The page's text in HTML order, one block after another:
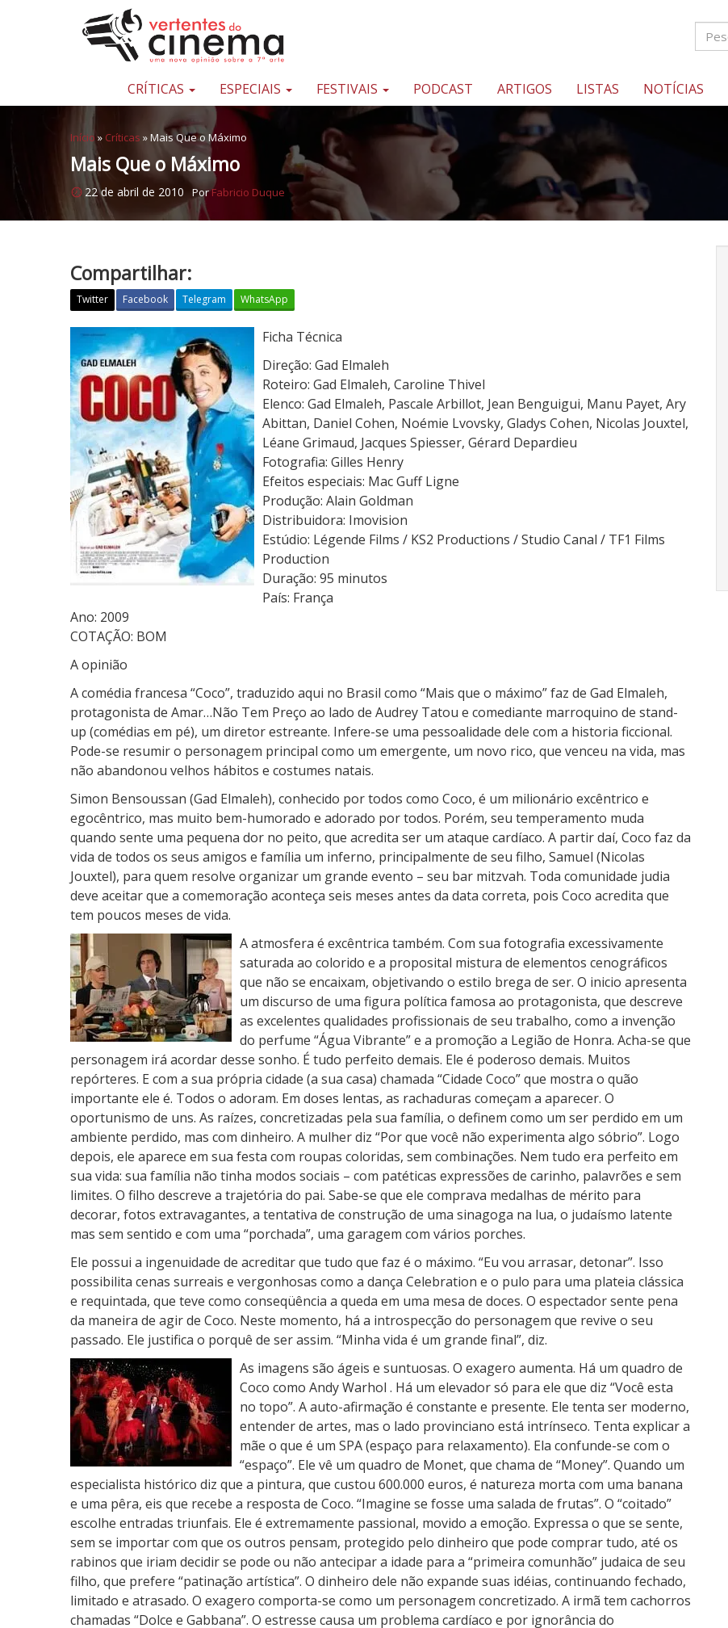
Pular para o conteúdo
Uma
sobre
sétima
arte
CRÍTICAS ESPECIAIS FESTIVAIS PODCAST ARTIGOS LISTAS NOTÍCIAS
Início » Críticas »Mais Que o Máximo
Mais Que o Máximo
22 de abril de 2010 PorFabricio Duque
Compartilhar:
Twitter Facebook Telegram WhatsApp
a
i
s
Q
u
e
o
M
á
x
m
Ficha Técnica
Direção: Gad Elmaleh
Roteiro: Gad Elmaleh, Caroline Thivel
Elenco: Gad Elmaleh, Pascale Arbillot, Jean Benguigui, Manu Payet, Ary
Abittan, Daniel Cohen, Noémie Lvovsky, Gladys Cohen, Nicolas Jouxtel,
Léane Grimaud, Jacques Spiesser, Gérard Depardieu
Fotografia: Gilles Henry
Efeitos especiais: Mac Guff Ligne
Produção: Alain Goldman
Distribuidora: Imovision
Estúdio: Légende Films / KS2 Productions / Studio Canal / TF1 Films
Production
Duração: 95 minutos
País: França
Ano: 2009
COTAÇÃO: BOM
A opinião
A comédia francesa “Coco”, traduzido aqui no Brasil como “Mais que o máximo” faz de Gad Elmaleh,
protagonista de Amar…Não Tem Preço ao lado de Audrey Tatou e comediante marroquino de stand-
up (comédias em pé), um diretor estreante. Infere-se uma pessoalidade dele com a historia ficcional.
Pode-se resumir o personagem principal como um emergente, um novo rico, que venceu na vida, mas
não abandonou velhos hábitos e costumes natais.
Simon Bensoussan (Gad Elmaleh), conhecido por todos como Coco, é um milionário excêntrico e
egocêntrico, mas muito bem-humorado e adorado por todos. Porém, seu temperamento muda
quando sente uma pequena dor no peito, que acredita ser um ataque cardíaco. A partir daí, Coco faz da
vida de todos os seus amigos e família um inferno, principalmente de seu filho, Samuel (Nicolas
Jouxtel), para quem resolve organizar um grande evento – seu bar mitzvah. Toda comunidade judia
deve aceitar que a comemoração aconteça seis meses antes da data correta, pois Coco acredita que
tem poucos meses de vida.
A atmosfera é excêntrica também. Com sua fotografia excessivamente
saturada ao colorido e a proposital mistura de elementos cenográficos
que não se encaixam, objetivando o estilo brega de ser. O inicio apresenta
um discurso de uma figura política famosa ao protagonista, que descreve
as excelentes qualidades profissionais de seu trabalho, como a invenção
do perfume “Água Vibrante” e a promoção a Legião de Honra. Acha-se que
personagem irá acordar desse sonho. É tudo perfeito demais. Ele é poderoso demais. Muitos
repórteres. E com a sua própria cidade (a sua casa) chamada “Cidade Coco” que mostra o quão
importante ele é. Todos o adoram. Em doses lentas, as rachaduras começam a aparecer. O
oportunismo de uns. As raízes, concretizadas pela sua família, o definem como um ser perdido em um
ambiente perdido, mas com dinheiro. A mulher diz “Por que você não experimenta algo sóbrio”. Logo
depois, ele aparece em sua festa com roupas coloridas, sem combinações. Nem tudo era perfeito em
sua vida: sua família não tinha modos sociais – com patéticas expressões de carinho, palavrões e sem
limites. O filho descreve a trajetória do pai. Sabe-se que ele comprava medalhas de mérito para
decorar, fotos extravagantes, a tentativa de construção de uma sinagoga na lua, o judaísmo latente
mas sem sentido e com uma “porchada”, uma garagem com vários porches.
Ele possui a ingenuidade de acreditar que tudo que faz é o máximo. “Eu vou arrasar, detonar”. Isso
possibilita cenas surreais e vergonhosas como a dança Celebration e o pulo para uma plateia clássica
e requintada, que teve como conseqüência a queda em uma mesa de doces. O espectador sente pena
da maneira de agir de Coco. Neste momento, há a introspecção do personagem que revive o seu
passado. Ele justifica o porquê de ser assim. “Minha vida é um grande final”, diz.
As imagens são ágeis e suntuosas. O exagero aumenta. Há um quadro de
Coco como Andy Warhol . Há um elevador só para ele que diz “Você esta
no topo”. A auto-afirmação é constante e presente. Ele tenta ser moderno,
entender de artes, mas o lado provinciano está intrínseco. Tenta explicar a
mãe o que é um SPA (espaço para relaxamento). Ela confunde-se com o
“espaço”. Ele vê um quadro de Monet, que chama de “Money”. Quando um
especialista histórico diz que a pintura, que custou 600.000 euros, é natureza morta com uma banana
e uma pêra, eis que recebe a resposta de Coco. “Imagine se fosse uma salada de frutas”. O “coitado”
escolhe entradas triunfais. Ele é extremamente passional, movido a emoção. Expressa o que se sente,
sem se importar com que os outros pensam, protegido pelo dinheiro que pode comprar tudo, até os
rabinos que iriam decidir se pode ou não antecipar a idade para a “primeira comunhão” judaica de seu
filho, que prefere “patinação artística”. O dinheiro dele não expande suas idéias, continuando fechado,
limitado e atrasado. O exagero comporta-se como um personagem concretizado. A irmã tem cachorros
chamadas “Dolce e Gabbana”. O estresse causa um problema cardíaco e por ignorância do